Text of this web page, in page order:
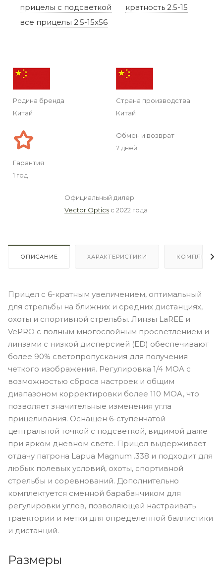
прицелы с подсветкой
кратность 2.5-15
все прицелы 2.5-15x56
Родина бренда
Китай
Страна производства
Китай
Гарантия
1 год
Обмен и возврат
7 дней
Официальный дилер
Vector Optics с 2022 года
ОПИСАНИЕ ХАРАКТЕРИСТИКИ
Прицел с 6-кратным увеличением, оптимальный
для стрельбы на ближних и средних дистанциях,
охоты и спортивной стрельбы. Линзы LaREE и
VePRO с полным многослойным просветлением и
линзами с низкой дисперсией (ED) обеспечивают
более 90% светопропускания для получения
четкого изображения. Регулировка 1/4 MOA с
возможностью сброса настроек и общим
диапазоном корректировки более 110 MOA, что
позволяет значительные изменения угла
прицеливания. Оснащен 6-ступенчатой
центральной точкой с подсветкой, видимой даже
при ярком дневном свете. Прицел выдерживает
отдачу патрона Lapua Magnum .338 и подходит для
любых полевых условий, охоты, спортивной
стрельбы и соревнований. Дополнительно
комплектуется сменной барабанчиком для
регулировки углов, позволяющей настраивать
траектории и метки для определенной баллистики
и дистанций.
Размеры